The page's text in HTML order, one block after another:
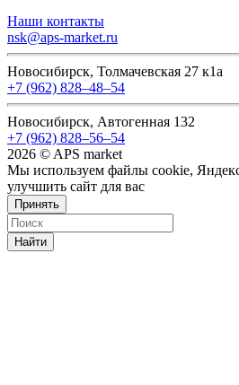
Наши контакты
nsk@aps-market.ru
Новосибирск, Толмачевская 27 к1а
+7 (962) 828‒48‒54
Новосибирск, Автогенная 132
+7 (962) 828‒56‒54
2026 © APS market
Мы используем файлы cookie,
улучшить сайт для вас
Принять
Найти